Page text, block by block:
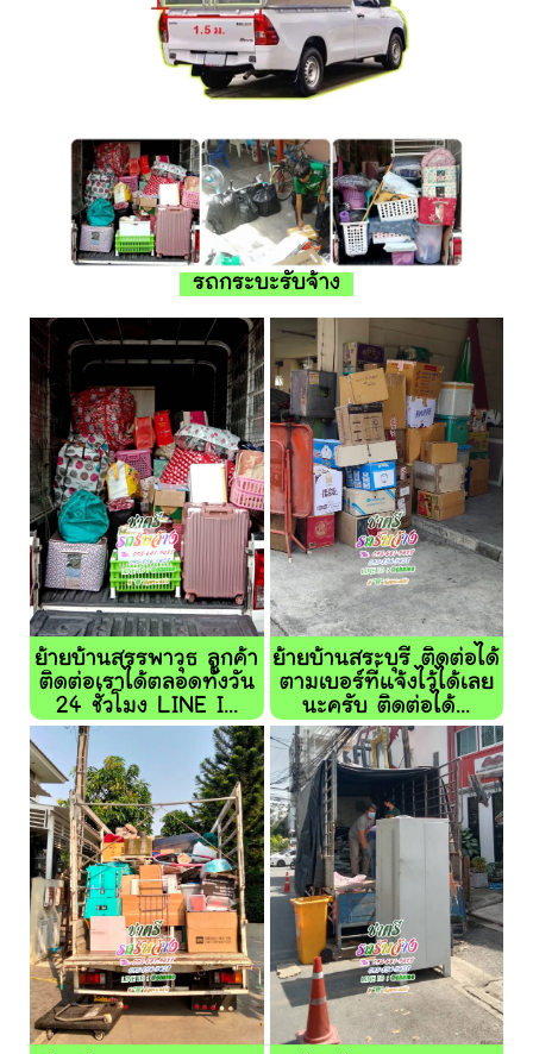
รถกระบะรับจ้าง
ย้ายบ้านสรรพาวุธ ลูกค้า
ติดต่อเราได้ตลอดทั้งวัน
24 ชั่วโมง LINE I...
ย้ายบ้านสระบุรี ติดต่อได้
ตามเบอร์ที่แจ้งไว้ได้เลย
นะครับ ติดต่อได้...